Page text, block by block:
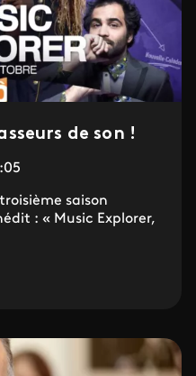
de son !
saison
: « Music Explorer,